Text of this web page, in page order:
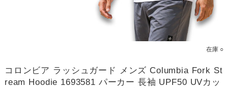
在庫 ○
コロンビア ラッシュガード メンズ Columbia Fork St
ream Hoodie 1693581 パーカー 長袖 UPF50 UVカッ